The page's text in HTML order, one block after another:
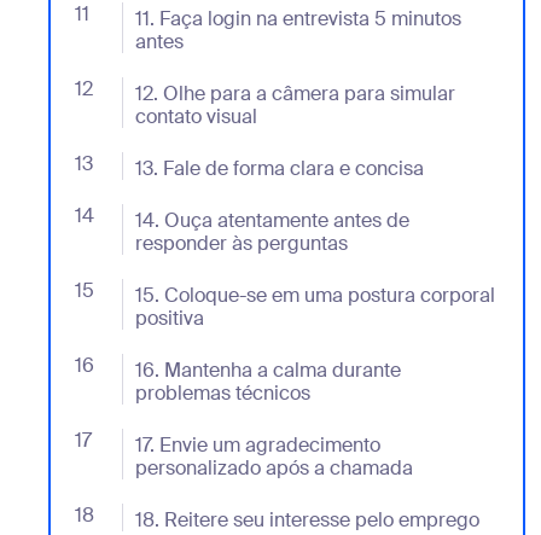
11
11. Faça login na entrevista 5 minutos
antes
- Jumplink to 11. Faça login na entrevista 5 minutos
12
12. Olhe para a câmera para simular
contato visual
- Jumplink to 12. Olhe para a câmera para simular
13 13. Fale de forma clara e concisa
- Jumplink to 13. Fale de forma clara e concisa
14
14. Ouça atentamente antes de
responder às perguntas
- Jumplink to 14. Ouça atentamente antes de
15
15. Coloque-se em uma postura corporal
positiva
- Jumplink to 15. Coloque-se em uma postura
16
16. Mantenha a calma durante
problemas técnicos
- Jumplink to 16. Mantenha a calma durante
17
17. Envie um agradecimento
personalizado após a chamada
- Jumplink to 17. Envie um agradecimento
18 18. Reitere seu interesse pelo emprego
- Jumplink to 18. Reitere seu interesse pelo emprego